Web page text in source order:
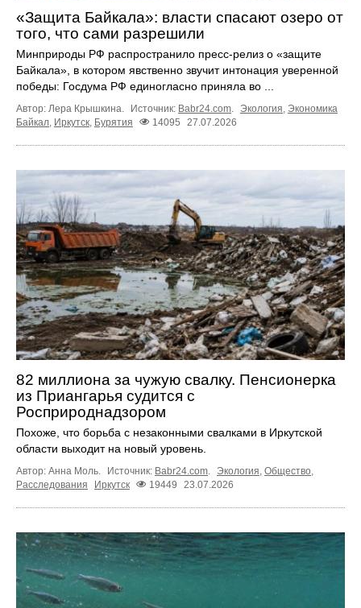
«Защита Байкала»: власти спасают озеро от
того, что сами разрешили
Минприроды РФ распространило пресс-релиз о «защите
Байкала», в котором явственно звучит интонация уверенной
победы: Госдума РФ единогласно приняла во ...
Автор: Лера Крышкина. Источник: Babr24.com Экология Экономика
Байкал Иркутск Бурятия 14095 27.07.2026
82 миллиона за чужую свалку. Пенсионерка
из Приангарья судится с
Росприроднадзором
Похоже, что борьба с незаконными свалками в Иркутской
области выходит на новый уровень.
Автор: Анна Моль. Источник: Babr24.com. Экология, Общество,
Расследования
Иркутск 19449 23.07.2026